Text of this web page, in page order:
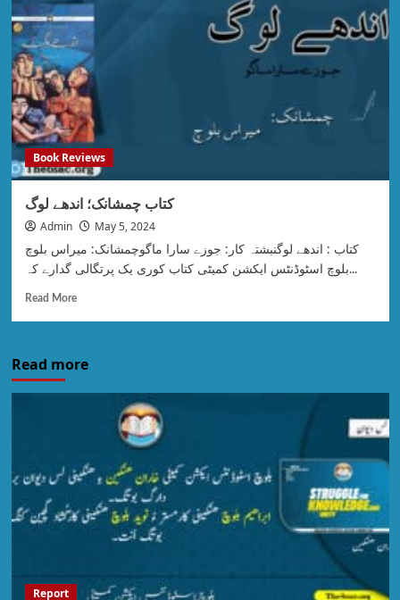
Book Reviews
کتاب چمشانک؛ اندھے لوگ
Admin May 5, 2024
کتاب : اندھے لوگنبشتہ کار: جوزے سارا ماگوچمشانک: میراس بلوچ
بلوچ اسٹوڈنٹس ایکشن کمیٹی کتاب کوری یک پرتگالی گدارے کہ...
Read More
Read more
Report